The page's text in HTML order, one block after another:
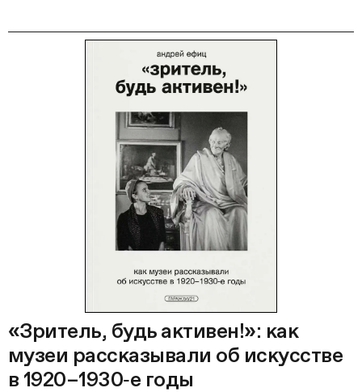
«Зритель, будь активен!»: как
музеи рассказывали об искусстве
в 1920–1930‑е годы